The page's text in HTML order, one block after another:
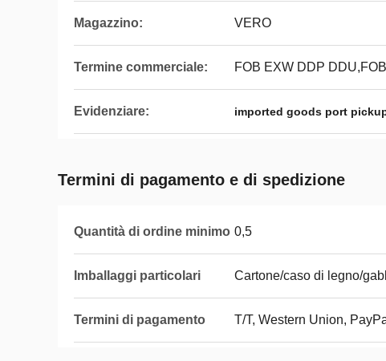
Magazzino: VERO
Termine commerciale: FOB EXW DDP
Evidenziare: imported goods port
Termini di pagamento e di spedizione
Quantità di ordine minimo 0,5
Imballaggi particolari Cartone/caso di legno/
Termini di pagamento T/T, Western Union,